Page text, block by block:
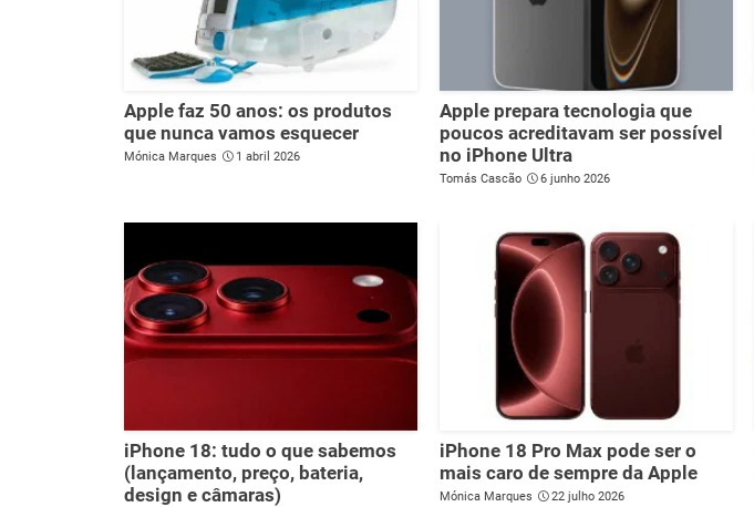
Apple faz 50 anos: os produtos
que nunca vamos esquecer
Mónica Marques 1 abril 2026
Apple prepara tecnologia que
poucos acreditavam ser possível
no iPhone Ultra
Tomás Cascão 6 junho 2026
iPhone 18: tudo o que sabemos
(lançamento, preço, bateria,
design e câmaras)
iPhone 18 Pro Max pode ser o
mais caro de sempre da Apple
Mónica Marques 22 julho 2026